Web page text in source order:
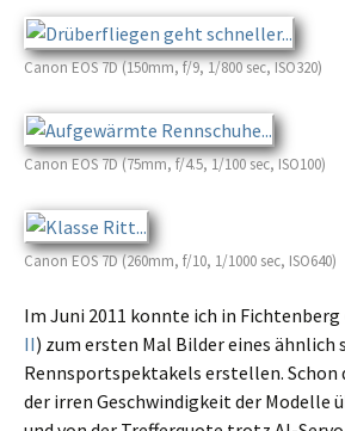
Canon EOS 7D (150mm, f/9, 1/800 sec, ISO320)
Canon EOS 7D (75mm, f/4.5, 1/100 sec, ISO100)
Canon EOS 7D (260mm, f/10, 1/1000 sec, ISO640)
Im Juni 2011 konnte ich in
II) zum ersten Mal Bilder eines ähnlich
Rennsportspektakels erstel­len. Schon
der irren Geschwindigkeit der Modelle